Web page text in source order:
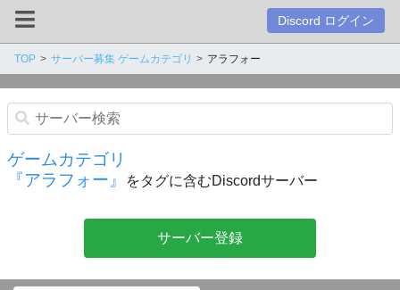
Discord ログイン
TOP サーバー募集 ゲームカテゴリ アラフォー
ゲームカテゴリ
『アラフォー』
をタグに含むDiscordサーバー
サーバー登録